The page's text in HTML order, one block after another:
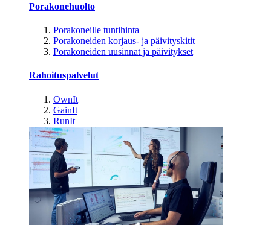
Porakonehuolto
Porakoneille tuntihinta
Porakoneiden korjaus- ja päivityskitit
Porakoneiden uusinnat ja päivitykset
Rahoituspalvelut
OwnIt
GainIt
RunIt